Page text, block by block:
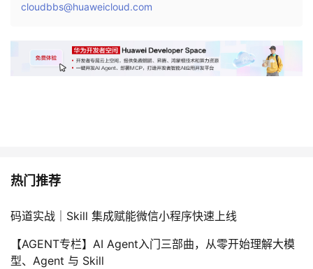
cloudbbs@huaweicloud.com
热门推荐
码道实战｜Skill 集成赋能微信小程序快速上线
【AGENT专栏】AI Agent入门三部曲，从零开始理解大模
型、Agent 与 Skill